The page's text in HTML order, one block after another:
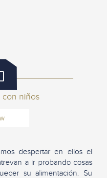
con niños
despertar en ellos el
a ir probando cosas
su alimentación. Su